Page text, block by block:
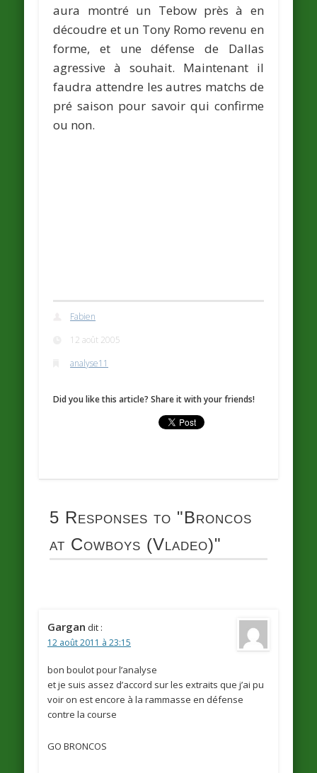
aura montré un Tebowprès à en
découdre et un Tony Romo revenu en
forme, et une défense de Dallas
agressive à souhait. Maintenant il
faudra attendre les autres matchs de
pré saison pour savoir qui confirme
ou non.
Fabien
12 août 2005
analyse11
Did you like this article? Share it with your friends!
5 Responses to "Broncos
at Cowboys (Vladeo)"
Gargan dit :
12 août 2011 à 23:15
bon boulot pour l’analyse
et je suis assez d’accord sur les extraits que j’ai pu
voir on est encore à la rammasse en défense
contre la course
GO BRONCOS